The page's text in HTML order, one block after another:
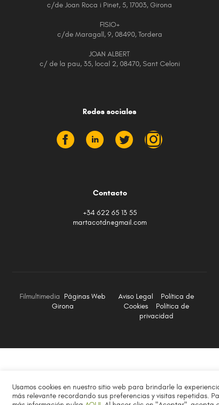
c/de Joan Roca i Pinet, 5, 17003, Girona
FISIO+
c/de Maragall, 9, 08490, Tordera
JOAN ALBERT
c/ de la pau, 35, local 2, 08470, Sant Celoni
Redes sociales
Contacto
+34 622 65 13 55
martacotdn@gmail.com
Filmultimedia Páginas Web
Girona
Aviso Legal
Política de
Cookies
Política de
privacidad
Usamos cookies en nuestro sitio web para brindarle la
más relevante recordando sus preferencias y visitas repetidas.